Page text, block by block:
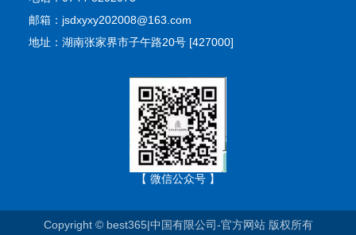
邮箱：jsdxyxy202008@163.com
地址：湖南张家界市子午路20号 [427000]
【 微信公众号 】
Copyright © best365|中国有限公司-官方网站 版权所有